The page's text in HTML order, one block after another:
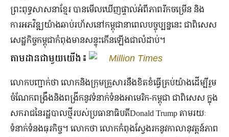
ព្រះពុទ្ធសាសនាខ្មែរ បានមើលឃើញផ្ទាល់អំពីភាពរីកចម្រើន និង
ការអភវិឌ្ឍយ៉ាងឆាប់រហ័សនៅកម្ពុជានាពេលបច្ចុប្បន្ននេះ ជាពិសេស
សេដ្ឋកិច្ចកម្ពុជាកំពុងមានសន្ទុះកើនឡើងជាលំដាប់។
តាមដានជាមួយយើង៖ Million Times
លោកបញ្ជាក់ថា លោកនិងក្រុមគ្រួសារនឹងខិតខំធ្វើគ្រប់យ៉ាងដើម្បីរួម
ចំណែកពង្រឹងនិងពង្រីកនូវទំនាក់ទំនងអាមេរិក-កម្ពុជា ជាពិសេស ក្នុង
សករាជនៃរដ្ឋបាលថ្មីរបស់ប្រធានាធិបតីDonald Trump តាមរយៈ
ទំនាក់ទំនងធុរកិច្ច។ លោកថា លោកកំពុងស្វែងរកនូវកាលានុវត្តន៍ភាព